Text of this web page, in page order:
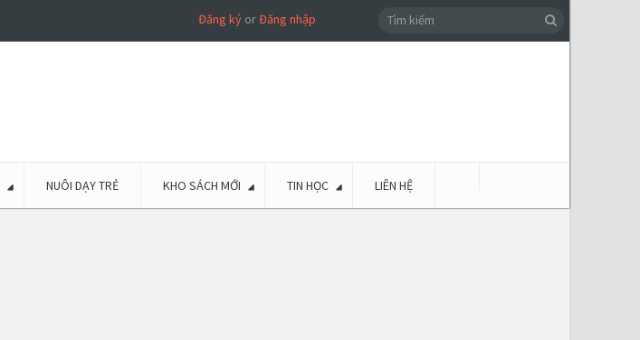
Đăng kýorĐăng nhập
NUÔI DẠY TRẺ KHO SÁCH MỚI TIN HỌC LIÊN HỆ